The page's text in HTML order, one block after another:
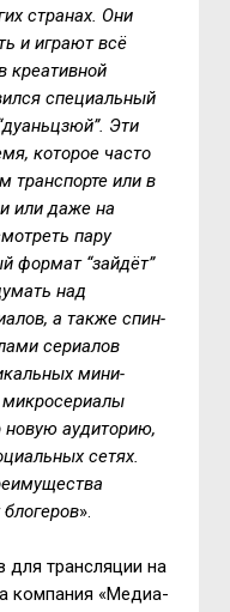
странах. Они
и играют всё
креативной
специальный
Эти
которое часто
транспорте или в
или даже на
пару
формат “зайдёт”
над
а также спин-
сериалов
мини-
новую аудиторию,
сетях.
».
для трансляции на
компания «Медиа-